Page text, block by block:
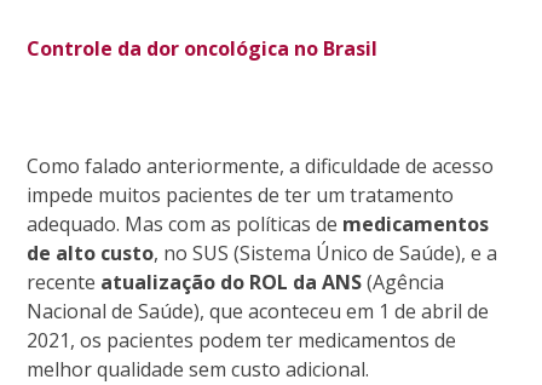
Controle da dor oncológica no Brasil
Como falado anteriormente, a dificuldade de acesso
impede muitos pacientes de ter um tratamento
adequado. Mas com as políticas de medicamentos
de alto custo, no SUS (Sistema Único de Saúde), e a
recente atualização do ROL da ANS(Agência
Nacional de Saúde), que aconteceu em 1 de abril de
2021, os pacientes podem ter medicamentos de
melhor qualidade sem custo adicional.